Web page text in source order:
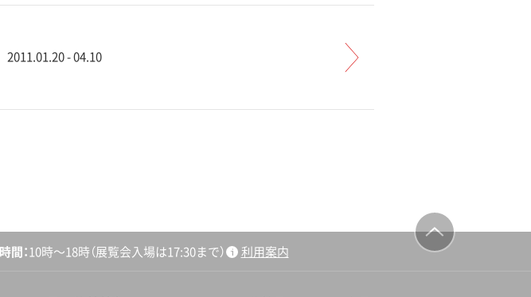
2011.01.20 - 04.10
時間 10時〜18時 （展覧会入場は17:30まで） 利用案内